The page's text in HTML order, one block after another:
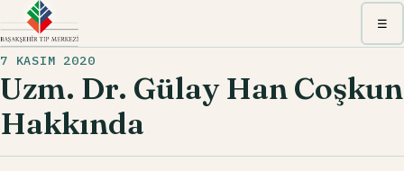
☰
7 KASIM 2020
Uzm. Dr. Gülay Han Coşkun
Hakkında